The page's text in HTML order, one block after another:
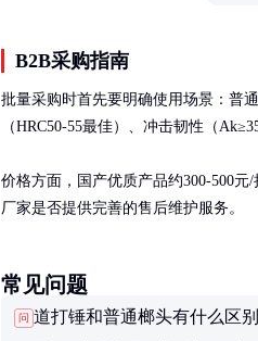
B2B采购指南
批量采购时首先要明确使用场景：普
（HRC50-55最佳）、冲击韧性（
价格方面，国产优质产品约300-500
厂家是否提供完善的售后维护服务。
常见问题
问 道打锤和普通榔头有什么区